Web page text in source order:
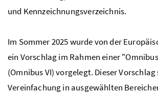
und Kennzeichnungsverzeichnis.
Im Sommer 2025 wurde von der
ein Vorschlag im Rahmen einer
(OmnibusVI) vorgelegt. Dieser Vorschlag
Vereinfachung in ausgewählten